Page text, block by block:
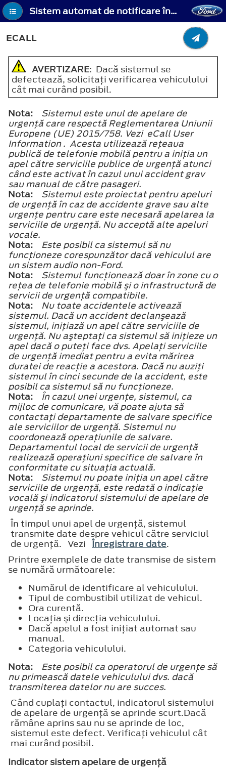
Sistem automat de notificare în caz de coliziune - eCall
ECALL
AVERTIZARE: Dacă sistemul se
defectează, solicitaţi verificarea vehiculului
cât mai curând posibil.
Nota:
Sistemul este unul de apelare de
urgenţă care respectă Reglementarea Uniunii
Europene (UE) 2015/758. Vezi eCall User
Information . Acesta utilizează reţeaua
publică de telefonie mobilă pentru a iniţia un
apel către serviciile publice de urgenţă atunci
când este activat în cazul unui accident grav
sau manual de către pasageri.
Nota:
Sistemul este proiectat pentru apeluri
de urgenţă în caz de accidente grave sau alte
urgenţe pentru care este necesară apelarea la
serviciile de urgenţă. Nu acceptă alte apeluri
vocale.
Nota:
Este posibil ca sistemul să nu
funcţioneze corespunzător dacă vehiculul are
un sistem audio non-Ford.
Nota:
Sistemul funcţionează doar în zone cu o
reţea de telefonie mobilă şi o infrastructură de
servicii de urgenţă compatibile.
Nota:
Nu toate accidentele activează
sistemul. Dacă un accident declanşează
sistemul, iniţiază un apel către serviciile de
urgenţă. Nu aşteptaţi ca sistemul să iniţieze un
apel dacă o puteţi face dvs. Apelaţi serviciile
de urgenţă imediat pentru a evita mărirea
duratei de reacţie a acestora. Dacă nu auziţi
sistemul în cinci secunde de la accident, este
posibil ca sistemul să nu funcţioneze.
Nota:
În cazul unei urgenţe, sistemul, ca
mijloc de comunicare, vă poate ajuta să
contactaţi departamente de salvare specifice
ale serviciilor de urgenţă. Sistemul nu
coordonează operaţiunile de salvare.
Departamentul local de servicii de urgenţă
realizează operaţiuni specifice de salvare în
conformitate cu situaţia actuală.
Nota:
Sistemul nu poate iniţia un apel către
serviciile de urgenţă, este redată o indicaţie
vocală şi indicatorul sistemului de apelare de
urgenţă se aprinde.
În timpul unui apel de urgenţă, sistemul
transmite date despre vehicul către serviciul
de urgenţă. VeziÎnregistrare date.
Printre exemplele de date transmise de sistem
se numără următoarele:
Numărul de identificare al vehiculului.
Tipul de combustibil utilizat de vehicul.
Ora curentă.
Locaţia şi direcţia vehiculului.
Dacă apelul a fost iniţiat automat sau
manual.
Categoria vehiculului.
Nota:
Este posibil ca operatorul de urgenţe să
nu primească datele vehiculului dvs. dacă
transmiterea datelor nu are succes.
Când cuplaţi contactul, indicatorul sistemului
de apelare de urgenţă se aprinde scurt.Dacă
rămâne aprins sau nu se aprinde de loc,
sistemul este defect. Verificaţi vehiculul cât
mai curând posibil.
Indicator sistem apelare de urgenţă